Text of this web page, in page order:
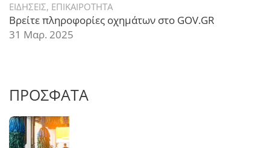
ΕΙΔΗΣΕΙΣ, ΕΠΙΚΑΙΡΟΤΗΤΑ
Βρείτε πληροφορίες οχημάτων στο GOV.GR
31 Μαρ. 2025
ΠΡΟΣΦΑΤΑ